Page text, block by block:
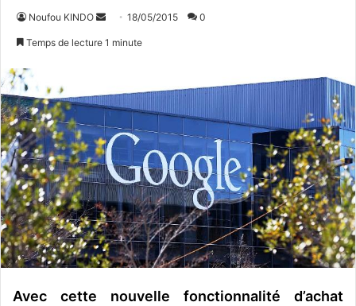
Noufou KINDO
y
e
r
u
n
c
o
u
r
r
18/05/2015 0
Temps de lecture 1 minute
Avec cette nouvelle fonctionnalité d’achat